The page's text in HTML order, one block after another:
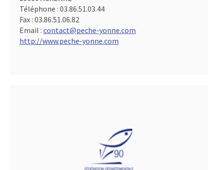
Téléphone : 03.86.51.03.44
Fax : 03.86.51.06.82
Email : contact@peche-yonne.com
http://www.peche-yonne.com